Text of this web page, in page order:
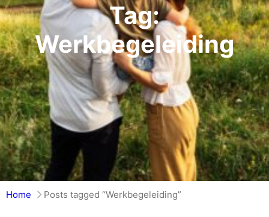
Tag:
Werkbegeleiding
Home Posts tagged “Werkbegeleiding”